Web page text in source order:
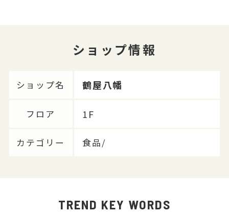
ショップ情報
ショップ名 鶴屋八幡
フロア 1F
カテゴリー 食品/
TREND KEY WORDS